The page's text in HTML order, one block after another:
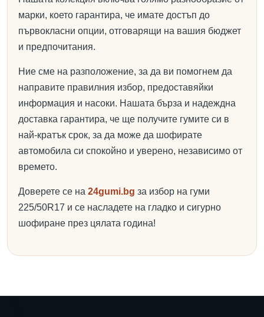
марки, което гарантира, че имате достъп до
първокласни опции, отговарящи на вашия бюджет
и предпочитания.
Ние сме на разположение, за да ви помогнем да
направите правилния избор, предоставяйки
информация и насоки. Нашата бърза и надеждна
доставка гарантира, че ще получите гумите си в
най-кратък срок, за да може да шофирате
автомобила си спокойно и уверено, независимо от
времето.
Доверете се на 24gumi.bg за избор на гуми
225/50R17 и се насладете на гладко и сигурно
шофиране през цялата година!